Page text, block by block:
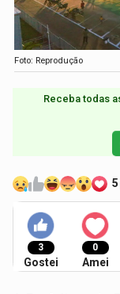
Foto: Reprodução
Receba todas
3
Gostei
0
Amei